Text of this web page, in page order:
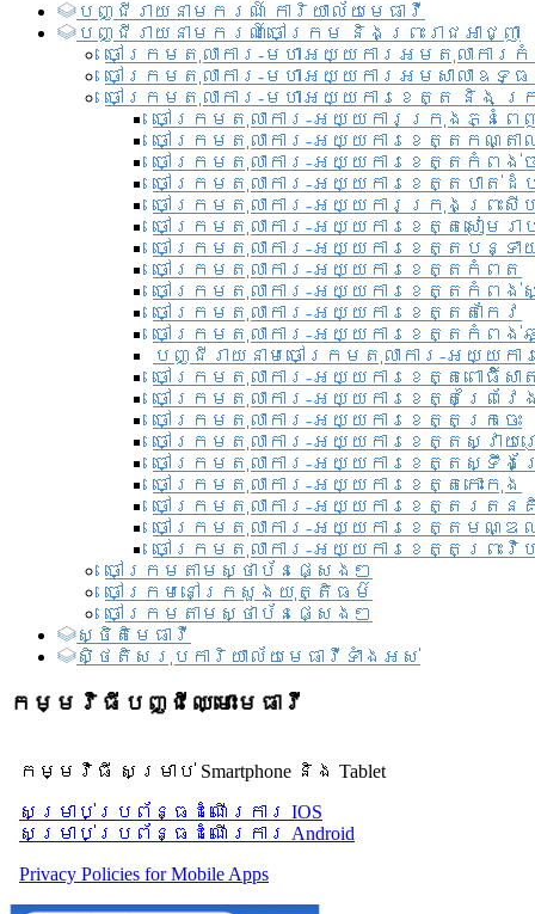
បញ្ជី​រាយ​នាមករណ៍ ការិយាល័យ​មេធាវី​
បញ្ជី​រាយ​នាមករណ៍​ចៅក្រម និងព្រះរាជអាជ្ញា
ចៅក្រមតុលាការ-មហាអយ្យការអមតុលាការ
ចៅក្រមតុលាការ-មហាអយ្យការអមសាលាឧទ្
ចៅក្រមតុលាការ-មហាអយ្យការខេត្ត និង ក្
ចៅក្រមតុលាការ-អយ្យការក្រុងភ្នំពេ
ចៅក្រមតុលាការ-អយ្យការខេត្តកណ្តា
ចៅក្រមតុលាការ-អយ្យការខេត្តកំពង់ច
ចៅក្រមតុលាការ-អយ្យការខេត្តបាត់ដំ
ចៅក្រមតុលាការ-អយ្យការ​ក្រុងព្រះសី
ចៅក្រមតុលាការ-អយ្យការខេត្តសៀមរា
ចៅក្រមតុលាការ-អយ្យការខេត្តបន្ទា
ចៅក្រមតុលាការ-អយ្យការខេត្តកំពត
ចៅក្រមតុលាការ-អយ្យការខេត្តកំពង់
ចៅក្រមតុលាការ-អយ្យការខេត្តតាកែវ
ចៅក្រមតុលាការ-អយ្យការខេត្តកំពង់
បញ្ជីរាយនាមចៅក្រមតុលាការ-អយ្យក
ចៅក្រមតុលាការ-អយ្យការខេត្តពោធិ៍សា
ចៅក្រមតុលាការ-អយ្យការខេត្តព្រៃវែ
ចៅក្រមតុលាការ-អយ្យការខេត្តក្រចេះ
ចៅក្រមតុលាការ-អយ្យការខេត្តស្វាយ
ចៅក្រមតុលាការ-អយ្យការខេត្តស្ទឹង
ចៅក្រមតុលាការ-អយ្យការខេត្តកោះកុង
ចៅក្រមតុលាការ-អយ្យការខេត្តរតន
ចៅក្រមតុលាការ-អយ្យការខេត្តមណ្
ចៅក្រមតុលាការ-អយ្យការខេត្តព្រះវិហ
ចៅក្រមតាមស្ថាប័នផ្សេងៗ
ចៅក្រមនៅក្រសួងយុត្តិធម៌
ចៅក្រមតាមស្ថាប័នផ្សេងៗ
ស្ថិតិមេធាវី
សិ្ថតិសរុបការិយាល័យមេធាវីទាំងអស់​
កម្មវិធីបញ្ជីឈ្មោះមេធាវី
កម្មវិធី សម្រាប់ Smartphone និង Tablet
សម្រាប់​ប្រព័ន្ធដំណើរការ IOS
សម្រាប់​ប្រព័ន្ធដំណើរការ Android
Privacy Policies for Mobile Apps